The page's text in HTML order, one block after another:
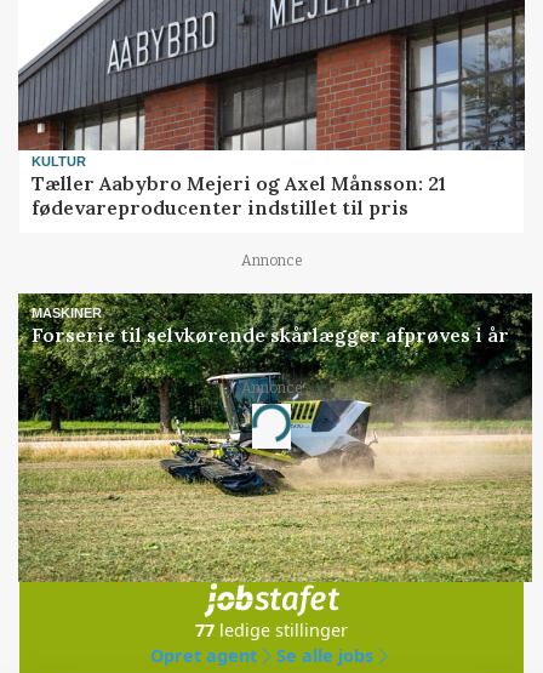
KULTUR
Tæller Aabybro Mejeri og Axel Månsson: 21
fødevareproducenter indstillet til pris
Annonce
MASKINER
Forserie til selvkørende skårlægger afprøves i år
Annonce
Loading...
Jobs
i samarbejde med
77 ledige stillinger
Opret agent
Se alle jobs